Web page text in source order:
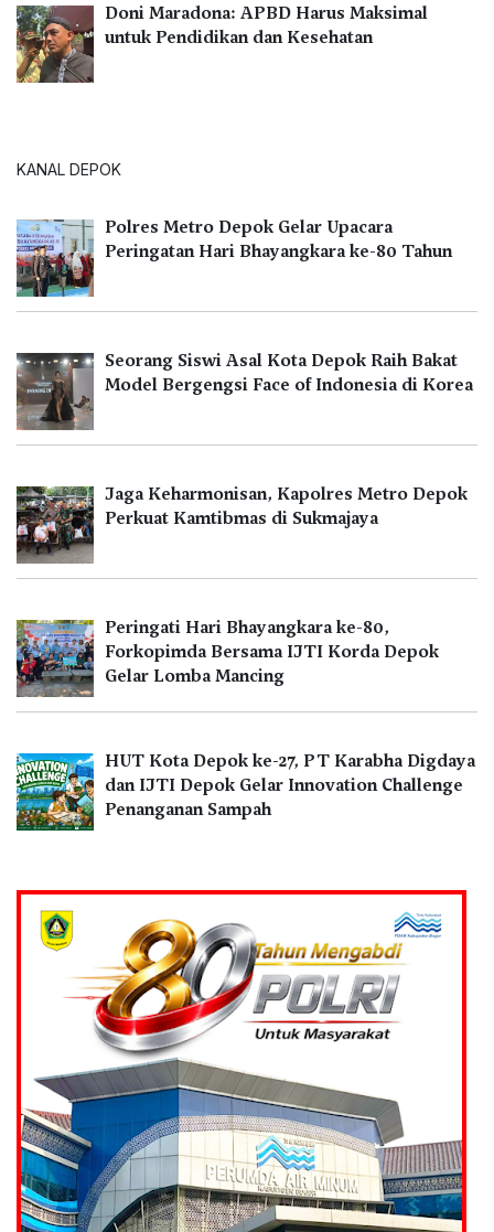
Doni Maradona: APBD Harus Maksimal
untuk Pendidikan dan Kesehatan
KANAL DEPOK
Polres Metro Depok Gelar Upacara
Peringatan Hari Bhayangkara ke-80 Tahun
Seorang Siswi Asal Kota Depok Raih Bakat
Model Bergengsi Face of Indonesia di Korea
Jaga Keharmonisan, Kapolres Metro Depok
Perkuat Kamtibmas di Sukmajaya
Peringati Hari Bhayangkara ke-80,
Forkopimda Bersama IJTI Korda Depok
Gelar Lomba Mancing
HUT Kota Depok ke-27, PT Karabha Digdaya
dan IJTI Depok Gelar Innovation Challenge
Penanganan Sampah